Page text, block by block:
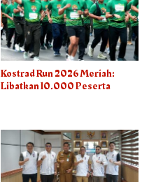
Kostrad Run 2026 Meriah:
Libatkan 10.000 Peserta